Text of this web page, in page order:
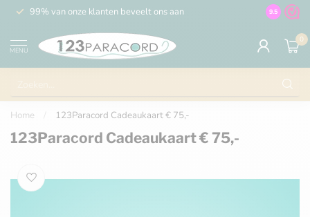
99% van onze klanten beveelt ons aan 100% de
9.5
MENU
0
Home 123Paracord Cadeaukaart € 75,-
123Paracord Cadeaukaart € 75,-